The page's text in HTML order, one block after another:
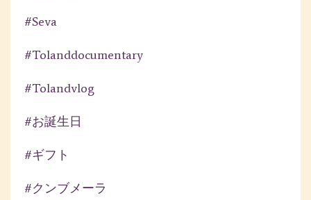
#seva
#tolanddocumentary
#tolandvlog
#お誕生日
#ギフト
#クンブメーラ